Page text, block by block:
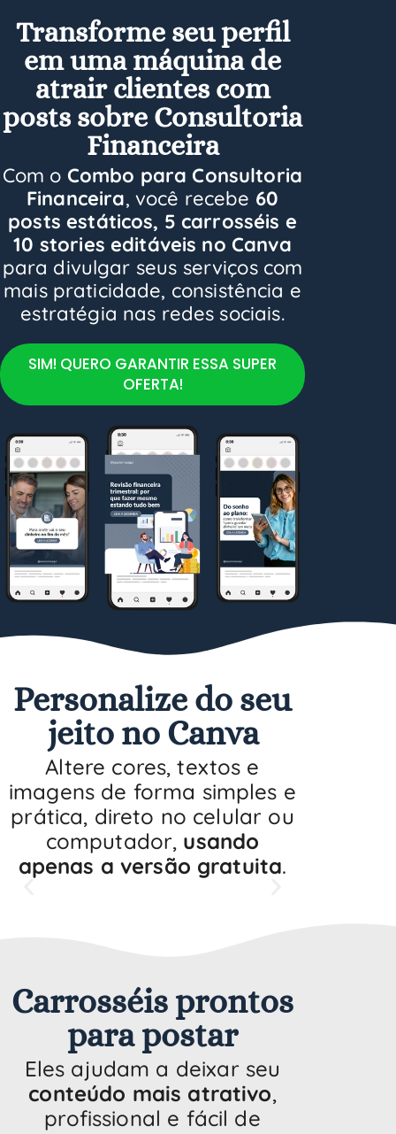
Transforme seu perfil
em uma máquina de
atrair clientes com
posts sobre Consultoria
Financeira
Com o Combo para Consultoria
Financeira, você recebe 60
posts estáticos, 5 carrosséis e
10 stories editáveis no Canva
para divulgar seus serviços com
mais praticidade, consistência e
estratégia nas redes sociais.
SIM! QUERO GARANTIR ESSA SUPER
OFERTA!
Personalize do seu
jeito no Canva
Altere cores, textos e
imagens de forma simples e
prática, direto no celular ou
computador, usando
apenas a versão gratuita.
Carrosséis prontos
para postar
Eles ajudam a deixar seu
conteúdo mais atrativo,
profissional e fácil de